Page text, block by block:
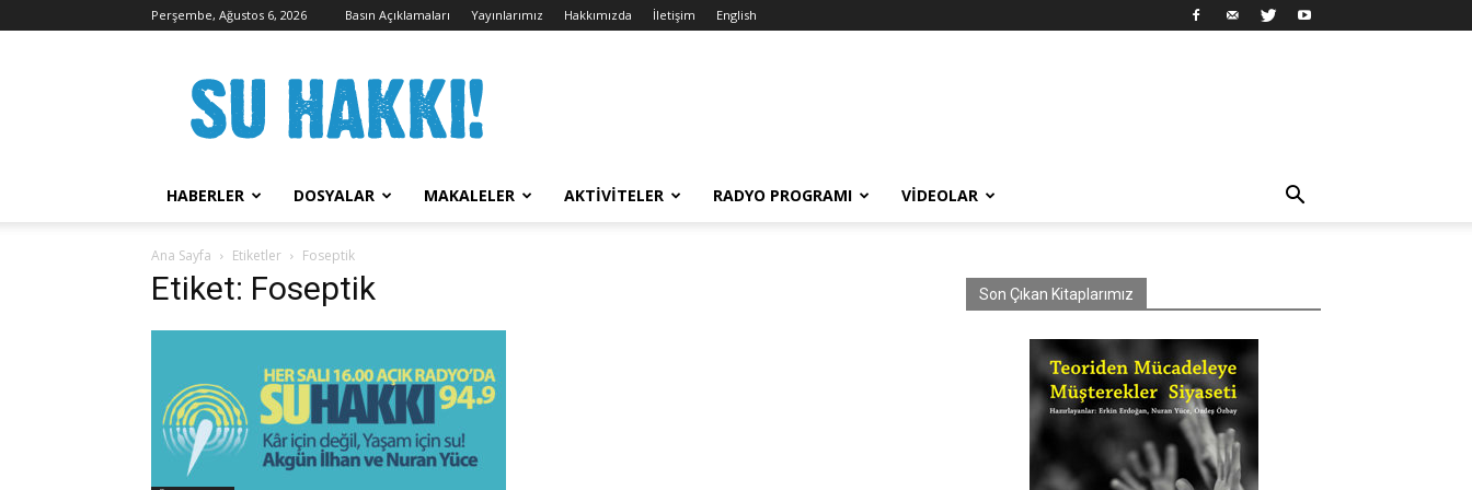
Perşembe, Ağustos 6, 2026 Basın Açıklamaları Yayınlarımız Hakkımızda İletişim English
Hakkı
Kampanyası
HABERLER DOSYALAR MAKALELER AKTIVITELER RADYO PROGRAMI VIDEOLAR
Ana Sayfa Etiketler Foseptik
Etiket: Foseptik Son Çıkan Kitaplarımız